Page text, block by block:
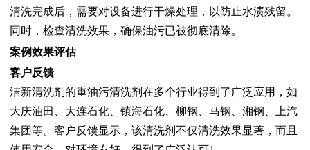
清洗完成后，需要对设备进行干燥处理，以防止水渍残留。
同时，检查清洗效果，确保油污已被彻底清除。
案例效果评估
客户反馈
洁新清洗剂 的重油污清洗剂在多个行业得到了广泛应用，如
大庆油田、大连石化、镇海石化、柳钢、马钢、湘钢、上汽
集团等。客户反馈显示，该清洗剂不仅清洗效果显著，而且